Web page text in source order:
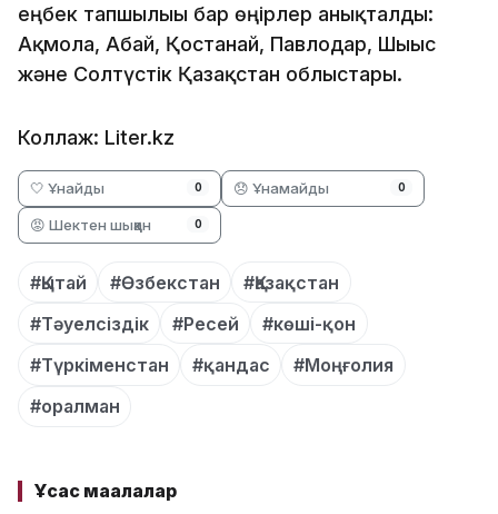
еңбек тапшылығы бар өңірлер анықталды:
Ақмола, Абай, Қостанай, Павлодар, Шығыс
және Солтүстік Қазақстан облыстары.
Коллаж: Liter.kz
🤍 Ұнайды 0 😞 Ұнамайды 0
😡 Шектен шыққан 0
#Қытай #Өзбекстан
#Қазақстан
#Тәуелсіздік
#Ресей
#көші-қон
#Түркіменстан
#қандас
#Моңғолия
#оралман
Ұқсас мақалалар